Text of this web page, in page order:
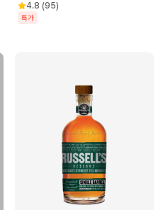
4.8 (95)
특가